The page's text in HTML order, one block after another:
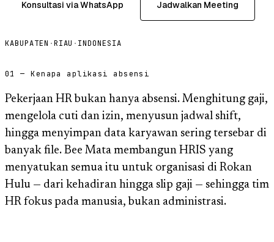
Konsultasi via WhatsApp Jadwalkan Meeting
KABUPATEN ·RIAU · INDONESIA
01 — Kenapa aplikasi absensi
Pekerjaan HR bukan hanya absensi. Menghitung gaji,
mengelola cuti dan izin, menyusun jadwal shift,
hingga menyimpan data karyawan sering tersebar di
banyak file. Bee Mata membangun HRIS yang
menyatukan semua itu untuk organisasi di Rokan
Hulu — dari kehadiran hingga slip gaji — sehingga tim
HR fokus pada manusia, bukan administrasi.